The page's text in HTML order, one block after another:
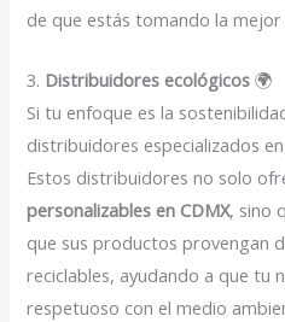
de que estás tomando la mejor
3. Distribuidores ecológicos 🌍
Si tu enfoque es la
distribuidores especializados
Estos distribuidores no solo
personalizables en CDMX, sino
que sus productos provengan
reciclables, ayudando a que tu
respetuoso con el medio